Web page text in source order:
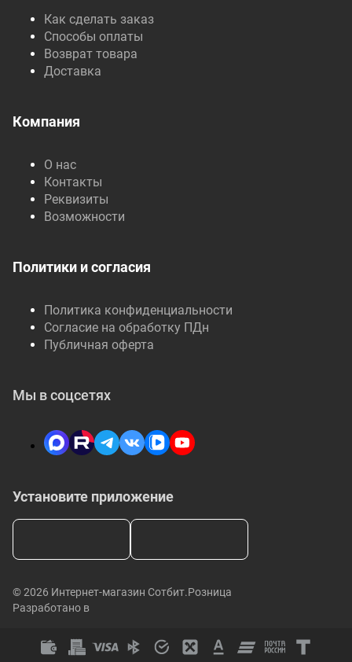
Как сделать заказ
Способы оплаты
Возврат товара
Доставка
Компания
О нас
Контакты
Реквизиты
Возможности
Политики и согласия
Политика конфиденциальности
Согласие на обработку ПДн
Публичная оферта
Установите приложение
Мы в соцсетях
© 2026 Интернет-магазин Сотбит.Розница
Разработано в